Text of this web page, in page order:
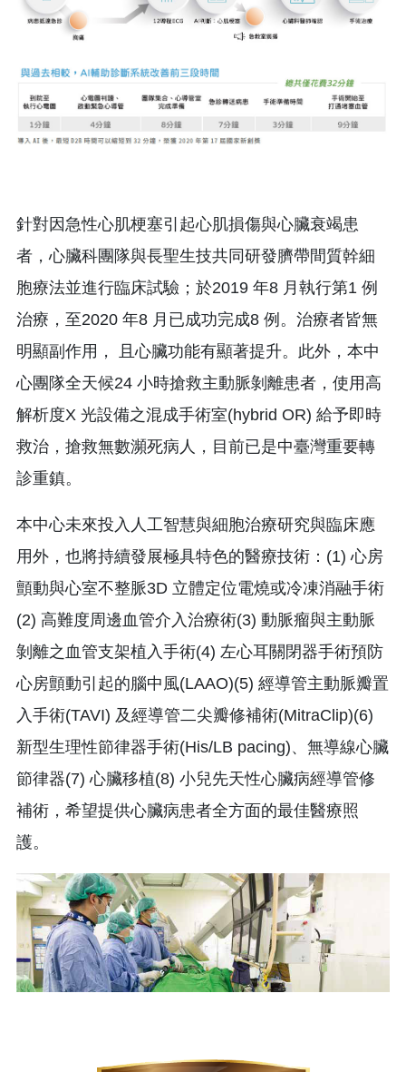
針對因急性心肌梗塞引起心肌損傷與心臟衰竭患
者，心臟科團隊與長聖生技共同研發臍帶間質幹細
胞療法並進行臨床試驗；於2019 年8 月執行第1 例
治療，至2020 年8 月已成功完成8 例。治療者皆無
明顯副作用， 且心臟功能有顯著提升。此外，本中
心團隊全天候24 小時搶救主動脈剝離患者，使用高
解析度X 光設備之混成手術室(hybrid OR) 給予即時
救治，搶救無數瀕死病人，目前已是中臺灣重要轉
診重鎮。
本中心未來投入人工智慧與細胞治療研究與臨床應
用外，也將持續發展極具特色的醫療技術：(1) 心房
顫動與心室不整脈3D 立體定位電燒或冷凍消融手術
(2) 高難度周邊血管介入治療術(3) 動脈瘤與主動脈
剝離之血管支架植入手術(4) 左心耳關閉器手術預防
心房顫動引起的腦中風(LAAO)(5) 經導管主動脈瓣置
入手術(TAVI) 及經導管二尖瓣修補術(MitraClip)(6)
新型生理性節律器手術(His/LB pacing)、無導線心臟
節律器(7) 心臟移植(8) 小兒先天性心臟病經導管修
補術，希望提供心臟病患者全方面的最佳醫療照
護。